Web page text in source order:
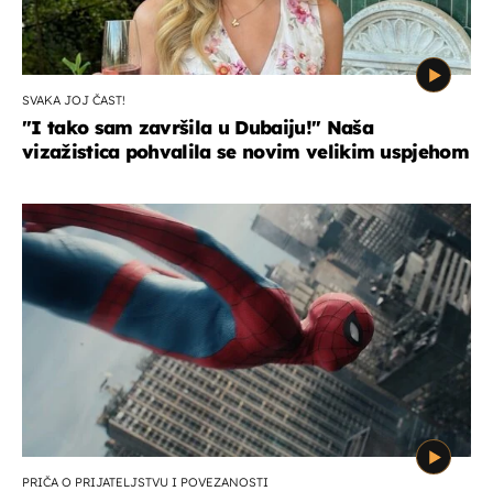
SVAKA JOJ ČAST!
"I tako sam završila u Dubaiju!" Naša
vizažistica pohvalila se novim velikim uspjehom
PRIČA O PRIJATELJSTVU I POVEZANOSTI